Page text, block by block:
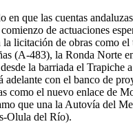
en que las cuentas
de actuaciones
la licitación de obras como el
(A-483), la Ronda Norte
la barriada el Trapiche
adelante con el banco de
como el nuevo enlace de
que una la Autovía del
Olula del Río).